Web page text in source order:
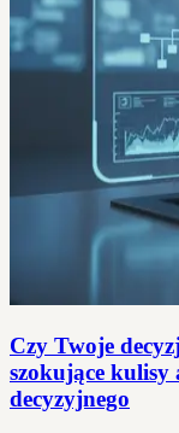
Czy Twoje
szokujące kulisy
decyzyjnego